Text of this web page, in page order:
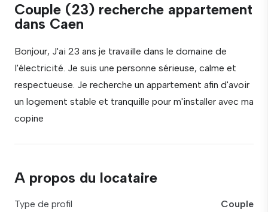
Couple (23) recherche appartement
dans Caen
Bonjour, J'ai 23 ans je travaille dans le domaine de
I'électricité. Je suis une personne sérieuse, calme et
respectueuse. Je recherche un appartement afin d'avoir
un logement stable et tranquille pour m'installer avec ma
copine
A propos du locataire
Type de profil
Couple